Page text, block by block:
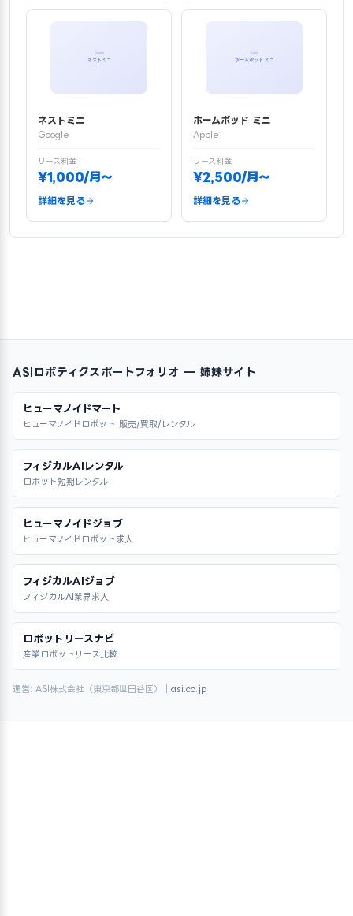
ネストミニ
Google
リース料金
¥1,000/月〜
詳細を見る
ホームポッド ミニ
Apple
リース料金
¥2,500/月〜
詳細を見る
ASIロボティクスポートフォリオ — 姉妹サイト
ヒューマノイドマート
ヒューマノイドロボット 販売/買取/レンタル
フィジカルAIレンタル
ロボット短期レンタル
ヒューマノイドジョブ
ヒューマノイドロボット求人
フィジカルAIジョブ
フィジカルAI業界求人
ロボットリースナビ
産業ロボットリース比較
運営: ASI株式会社（東京都世田谷区）｜ asi.co.jp